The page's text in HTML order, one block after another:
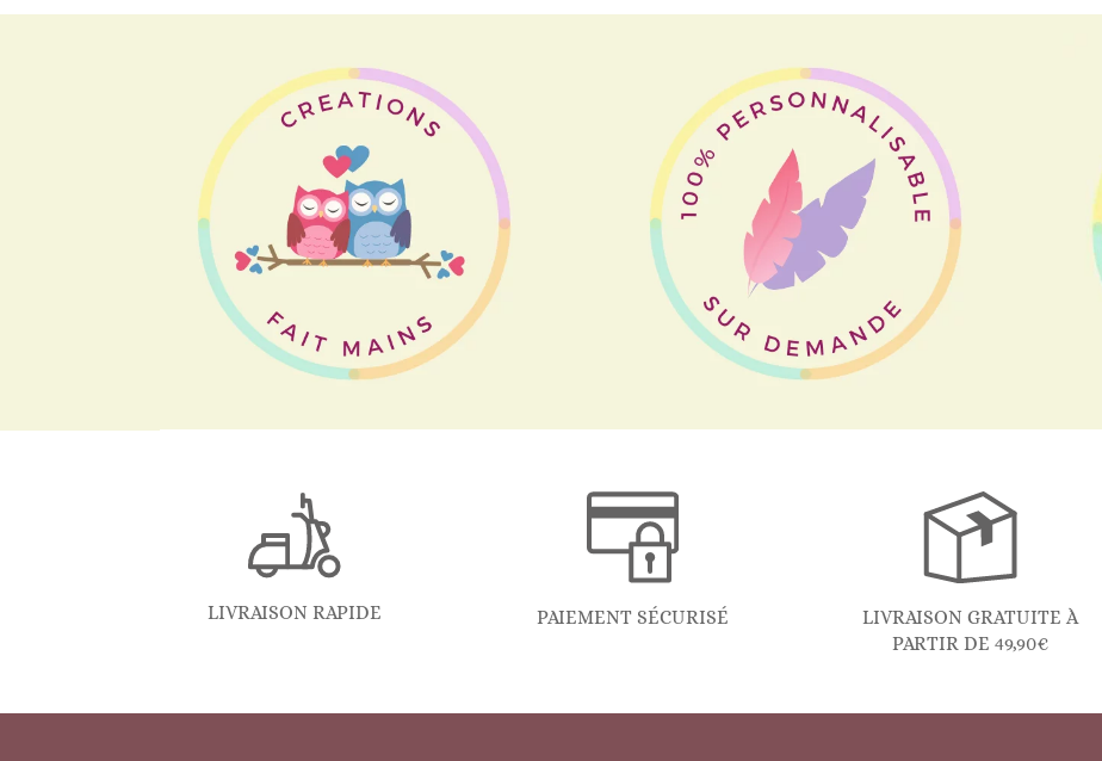
LIVRAISON RAPIDE PAIEMENT SÉCURISÉ
LIVRAISON GRATUITE À
PARTIR DE 49,90€